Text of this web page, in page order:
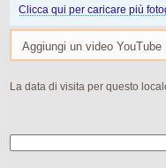
Clicca qui per caricare più
La data di visita per questo